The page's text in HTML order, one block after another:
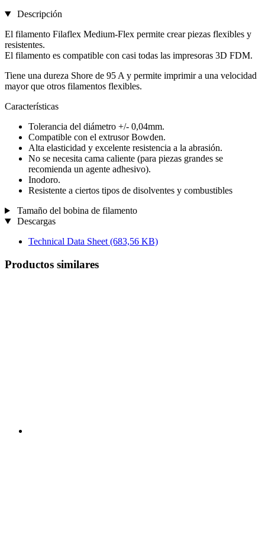
Descripción
El filamento Filaflex Medium-Flex permite crear piezas flexibles y
resistentes.
El filamento es compatible con casi todas las impresoras 3D FDM.
Tiene una dureza Shore de 95 A y permite imprimir a una velocidad
mayor que otros filamentos flexibles.
Características
Tolerancia del diámetro +/- 0,04mm.
Compatible con el extrusor Bowden.
Alta elasticidad y excelente resistencia a la abrasión.
No se necesita cama caliente (para piezas grandes se
recomienda un agente adhesivo).
Inodoro.
Resistente a ciertos tipos de disolventes y combustibles
Tamaño del bobina de filamento
Descargas
Technical Data Sheet (683,56 KB)
Productos similares